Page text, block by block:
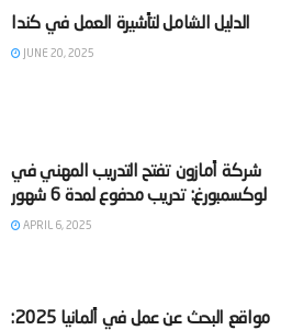
JUNE 20, 2025
‫شركة أمازون تفتح التدريب المهني في
لوكسمبورغ: تدريب مدفوع لمدة 6 شهور‬
APRIL 6, 2025
‫مواقع البحث عن عمل في ألمانيا 2025: